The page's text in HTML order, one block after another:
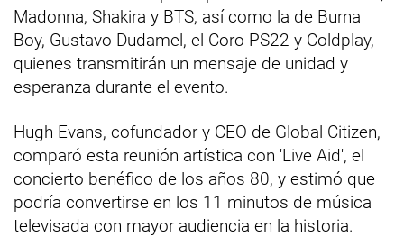
Madonna, Shakira y BTS, así como la de Burna
Boy, Gustavo Dudamel, el Coro PS22 y Coldplay,
quienes transmitirán un mensaje de unidad y
esperanza durante el evento.
Hugh Evans, cofundador y CEO de Global Citizen,
comparó esta reunión artística con 'Live Aid', el
concierto benéfico de los años 80, y estimó que
podría convertirse en los 11 minutos de música
televisada con mayor audiencia en la historia.